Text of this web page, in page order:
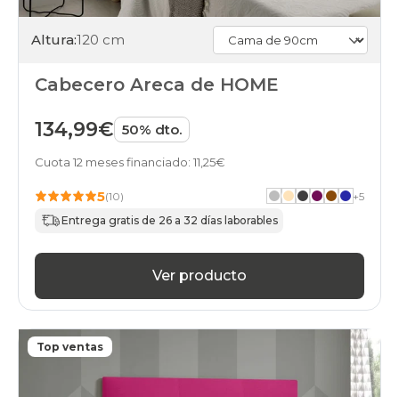
Altura:120 cm
Cabecero Areca de HOME
134,99€ 50% dto.
Cuota 12 meses financiado: 11,25€
5(10) +5
Entrega gratis de 26 a 32 días laborables
Ver producto
Top ventas